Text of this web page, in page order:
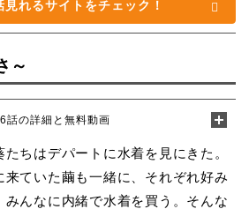
見れるサイトをチェック！
～
話の詳細と無料動画
ちはデパートに水着を見にきた。
来ていた繭も一緒に、それぞれ好み
んなに内緒で水着を買う。そんな